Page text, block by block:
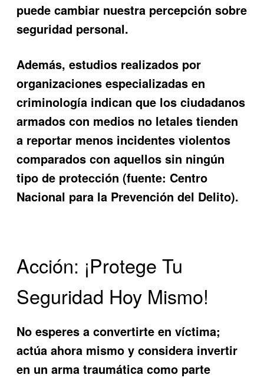
puede cambiar nuestra percepción sobre
seguridad personal.
Además, estudios realizados por
organizaciones especializadas en
criminología indican que los ciudadanos
armados con medios no letales tienden
a reportar menos incidentes violentos
comparados con aquellos sin ningún
tipo de protección (fuente: Centro
Nacional para la Prevención del Delito).
Acción: ¡Protege Tu
Seguridad Hoy Mismo!
No esperes a convertirte en víctima;
actúa ahora mismo y considera invertir
en un arma traumática como parte